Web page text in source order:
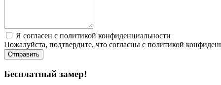
Я согласен с политикой конфиденциальности
Пожалуйста, подтвердите, что согласны с политикой
Отправить
Бесплатный замер!